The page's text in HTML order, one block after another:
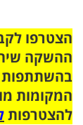
ההשקה
בהשתתפות
המקומות
להצטרפות